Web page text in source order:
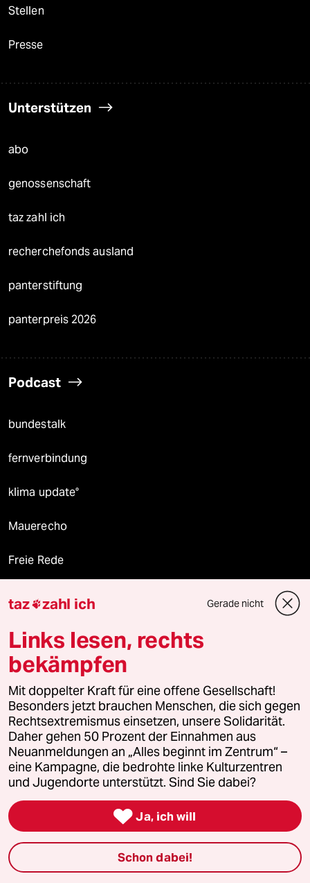
Stellen
Presse
Unterstützen
abo
genossenschaft
taz zahl ich
recherchefonds ausland
panterstiftung
panterpreis 2026
Podcast
bundestalk
fernverbindung
klima update°
Mauerecho
Freie Rede
Newsletter
team zukunft
taz frisch
taz zahl ich
taz lab Infobrief
Veranstaltungen
taz zahl ich Gerade nicht
Links lesen, rechts
bekämpfen
Mit doppelter Kraft für eine offene Gesellschaft!
Besonders jetzt brauchen Menschen, die sich gegen
Rechtsextremismus einsetzen, unsere Solidarität.
Daher gehen 50 Prozent der Einnahmen aus
Neuanmeldungen an „Alles beginnt im Zentrum“ –
eine Kampagne, die bedrohte linke Kulturzentren
und Jugendorte unterstützt. Sind Sie dabei?
 Ja, ich will
Schon dabei!